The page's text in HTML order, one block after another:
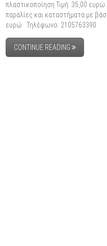
πλαστικοποίηση Τιμή: 35,00 ευρώ
παραλίες και καταστήματα με
ευρώ Τηλέφωνο: 2105763390
CONTINUE READING